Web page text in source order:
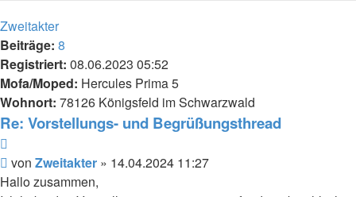
Zweitakter
Beiträge: 8
Registriert: 08.06.2023 05:52
Mofa/Moped: Hercules Prima 5
Wohnort: 78126 Königsfeld im Schwarzwald
Re: Vorstellungs- und Begrüßungsthread
Beitrag
von Zweitakter » 14.04.2024 11:27
Hallo zusammen,